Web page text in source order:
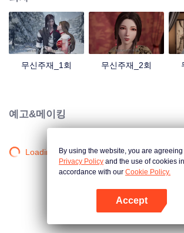
다시 한번 무도길을 밟았다.
무신주재_1회 무신주재_2회
예고&메이킹
Loading…By using the website, you are
Privacy Policy and the use of cookies in
accordance with our Cookie Policy.
Accept